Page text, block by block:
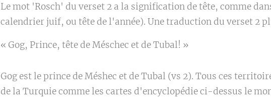
Le mot 'Rosch' du verset 2 a la signification de tête, comme
calendrier juif, ou tête de l'année). Une traduction du verset 2
« Gog, Prince, tête de Méschec et de Tubal! »
Gog est le prince de Méshec et de Tubal (vs 2). Tous ces
de la Turquie comme les cartes d'encyclopédie ci-dessus le